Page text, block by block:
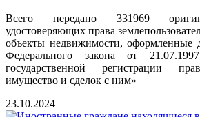
Всего передано 331969
удостоверяющих права
объекты недвижимости, оформленные
Федерального закона от
государственной регистрации
имущество и сделок с ним»
23.10.2024